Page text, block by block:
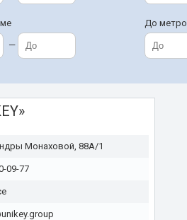
—
До метро
»
Монаховой, 88А/1
09-77